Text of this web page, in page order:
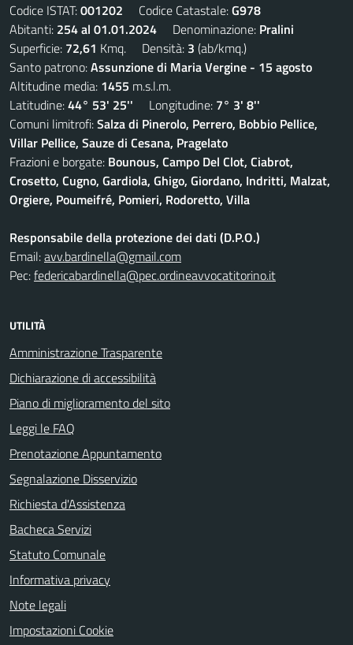
Codice ISTAT:001202 Codice Catastale:G978
Abitanti: 254 al 01.01.2024 Denominazione: Pralini
Superficie: 72,61 Kmq. Densità: 3 (ab/kmq.)
Santo patrono:Assunzione di Maria Vergine - 15 agosto
Altitudine media: 1455 m.s.l.m.
Latitudine:44° 53' 25'' Longitudine: 7° 3' 8''
Comuni limitrofi:Salza di Pinerolo, Perrero, Bobbio Pellice,
Villar Pellice, Sauze di Cesana, Pragelato
Frazioni e borgate: Bounous, Campo Del Clot, Ciabrot,
Crosetto, Cugno, Gardiola, Ghigo, Giordano, Indritti, Malzat,
Orgiere, Poumeifré, Pomieri, Rodoretto, Villa
Responsabile della protezione dei dati (D.P.O.)
Email:avv.bardinella@gmail.com
Pec:federicabardinella@pec.ordineavvocatitorino.it
UTILITÀ
Amministrazione Trasparente
Dichiarazione di accessibilità
Piano di miglioramento del sito
Leggi le FAQ
Prenotazione Appuntamento
Segnalazione Disservizio
Richiesta d'Assistenza
Bacheca Servizi
Statuto Comunale
Informativa privacy
Note legali
Impostazioni Cookie